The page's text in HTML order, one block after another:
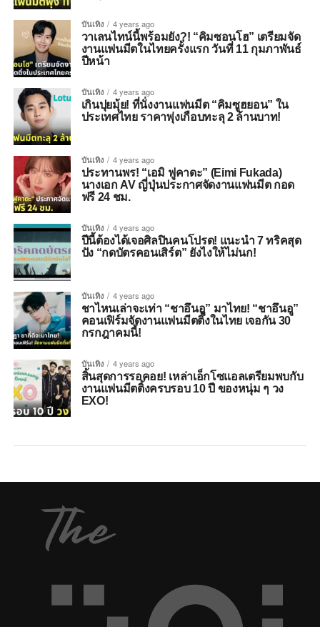
บันเทิง 4 years ago
วาเลนไทน์นี้พร้อมยัง?! “คิมซอนโฮ” เตรียมจัด
งานแฟนมีตในไทยครั้งแรก วันที่ 11 กุมภาพันธ์
ปีหน้า
บันเทิง 4 years ago
เกินปุยมุ้ย! ที่นั่งงานแฟนมีต “คิมซูฮยอน” ใน
ประเทศไทย ราคาพุ่งเกือบทะลุ 2 ล้านบาท!
บันเทิง 4 years ago
ประทานพร! “เอมิ ฟูคาดะ” (Eimi Fukada)
นางเอก AV ญี่ปุ่นประกาศจัดงานแฟนมีต กอด
ฟรี 24 ชม.
บันเทิง 4 years ago
ปีนี้ต้องได้เจอศิลปินคนโปรด! แนะนำ 7 ทริคสุด
ปัง “กดบัตรคอนเสิร์ต” ยังไงให้ไม่นก!
บันเทิง 4 years ago
ชาไหนเล่าจะเท่า “ชาอึนอู” มาไทย! “ชาอึนอู”
คอนเฟิร์มจัดงานแฟนมีตติ้งในไทย เจอกัน 30
กรกฎาคมนี้!
บันเทิง 4 years ago
สิ้นสุดการรอคอย! เหล่าเอ็กโซแอลเตรียมพบกับ
งานแฟนมีตติ้งครบรอบ 10 ปี ของหนุ่ม ๆ วง
EXO!